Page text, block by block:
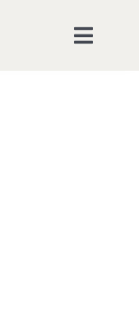
Toggle